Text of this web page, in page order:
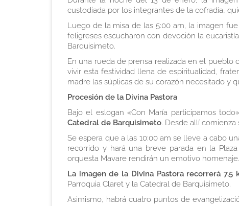
custodiada por los integrantes de la cofradía,
Luego de la misa de las 5:00 am, la imagen
feligreses escucharon con devoción la
Barquisimeto.
En una rueda de prensa realizada en el pueblo
vivir esta festividad llena de espiritualidad,
madre las súplicas de su corazón necesitado y
Procesión de la Divina Pastora
Bajo el eslogan «Con María participamos
Catedral de Barquisimeto. Desde allí
Se espera que a las 10:00 am se lleve a cabo
recorrido y hará una breve parada en la
orquesta Mavare rendirán un emotivo homenaje.
La imagen de la Divina Pastora recorrerá 7,5
Parroquia Claret y la Catedral de Barquisimeto.
Asimismo, habrá cuatro puntos de